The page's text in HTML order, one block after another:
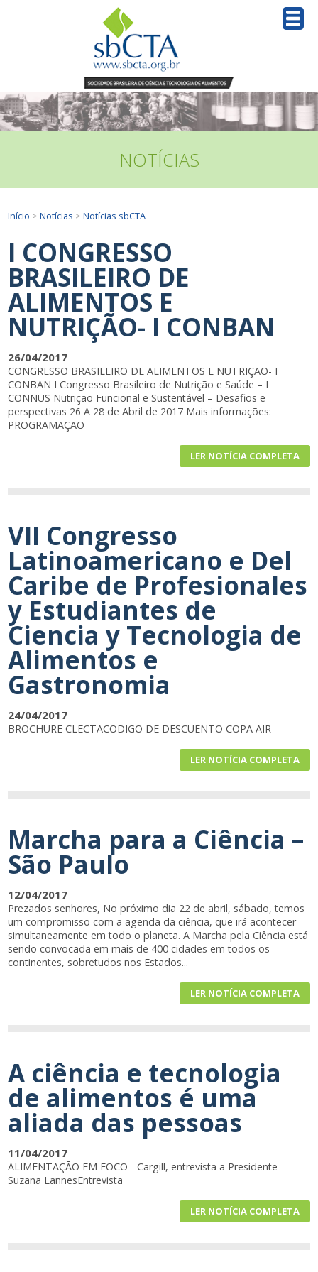
NOTÍCIAS
Início >Notícias >Notícias sbCTA
I CONGRESSO
BRASILEIRO DE
ALIMENTOS E
NUTRIÇÃO- I CONBAN
26/04/2017
CONGRESSO BRASILEIRO DE ALIMENTOS E NUTRIÇÃO- I
CONBAN I Congresso Brasileiro de Nutrição e Saúde – I
CONNUS Nutrição Funcional e Sustentável – Desafios e
perspectivas 26 A 28 de Abril de 2017 Mais informações:
PROGRAMAÇÃO
LER NOTÍCIA COMPLETA
VII Congresso
Latinoamericano e Del
Caribe de Profesionales
y Estudiantes de
Ciencia y Tecnologia de
Alimentos e
Gastronomia
24/04/2017
BROCHURE CLECTACODIGO DE DESCUENTO COPA AIR
LER NOTÍCIA COMPLETA
Marcha para a Ciência –
São Paulo
12/04/2017
Prezados senhores, No próximo dia 22 de abril, sábado, temos
um compromisso com a agenda da ciência, que irá acontecer
simultaneamente em todo o planeta. A Marcha pela Ciência está
sendo convocada em mais de 400 cidades em todos os
continentes, sobretudos nos Estados...
LER NOTÍCIA COMPLETA
A ciência e tecnologia
de alimentos é uma
aliada das pessoas
11/04/2017
ALIMENTAÇÃO EM FOCO - Cargill, entrevista a Presidente
Suzana LannesEntrevista
LER NOTÍCIA COMPLETA